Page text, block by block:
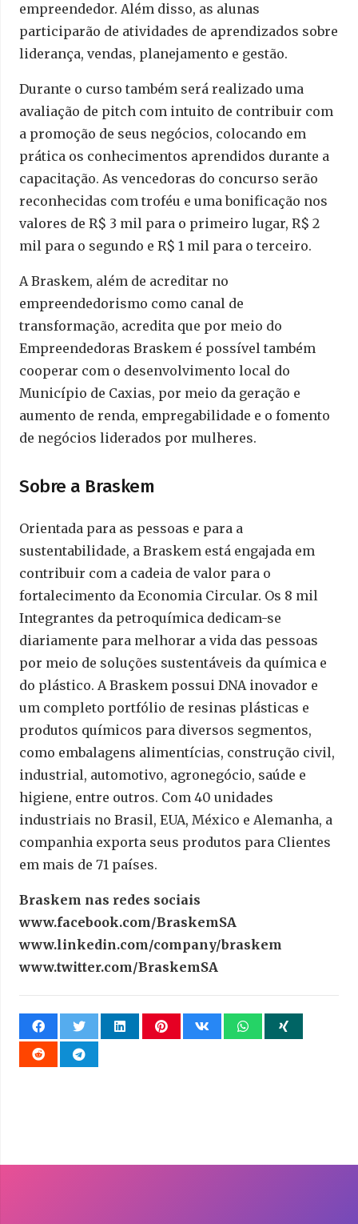
empreendedor. Além disso, as alunas
participarão de atividades de aprendizados sobre
liderança, vendas, planejamento e gestão.
Durante o curso também será realizado uma
avaliação de pitch com intuito de contribuir com
a promoção de seus negócios, colocando em
prática os conhecimentos aprendidos durante a
capacitação. As vencedoras do concurso serão
reconhecidas com troféu e uma bonificação nos
valores de R$ 3 mil para o primeiro lugar, R$ 2
mil para o segundo e R$ 1 mil para o terceiro.
A Braskem, além de acreditar no
empreendedorismo como canal de
transformação, acredita que por meio do
Empreendedoras Braskem é possível também
cooperar com o desenvolvimento local do
Município de Caxias, por meio da geração e
aumento de renda, empregabilidade e o fomento
de negócios liderados por mulheres.
Sobre a Braskem
Orientada para as pessoas e para a
sustentabilidade, a Braskem está engajada em
contribuir com a cadeia de valor para o
fortalecimento da Economia Circular. Os 8 mil
Integrantes da petroquímica dedicam-se
diariamente para melhorar a vida das pessoas
por meio de soluções sustentáveis da química e
do plástico. A Braskem possui DNA inovador e
um completo portfólio de resinas plásticas e
produtos químicos para diversos segmentos,
como embalagens alimentícias, construção civil,
industrial, automotivo, agronegócio, saúde e
higiene, entre outros. Com 40 unidades
industriais no Brasil, EUA, México e Alemanha, a
companhia exporta seus produtos para Clientes
em mais de 71 países.
Braskem nas redes sociais
www.facebook.com/BraskemSA
www.linkedin.com/company/braskem
www.twitter.com/BraskemSA